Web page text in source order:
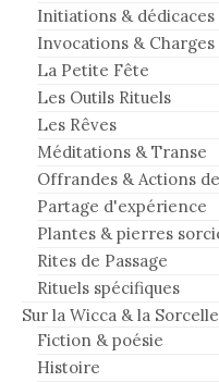
Initiations & dédicaces
Invocations & Charges
La Petite Fête
Les Outils Rituels
Les Rêves
Méditations & Transe
Offrandes & Actions
Partage d'expérience
Plantes & pierres
Rites de Passage
Rituels spécifiques
Sur la Wicca & la
Fiction & poésie
Histoire